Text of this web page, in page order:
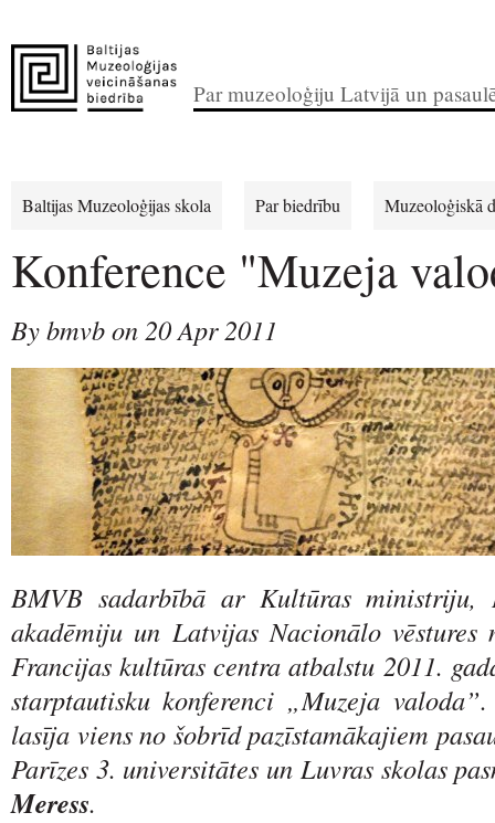
Par muzeoloģiju Latvijā un
Baltijas Muzeoloģijas skola Par biedrību Muzeoloģiskā
Konference "Muzeja
By bmvb on 20 Apr 2011
BMVB sadarbībā ar Kultūras ministriju,
akadēmiju un Latvijas Nacionālo
Francijas kultūras centra atbalstu 2011.
starptautisku konferenci „Muzeja
lasīja viens no šobrīd pazīstamākajiem
Parīzes 3. universitātes un Luvras skolas
Meress.